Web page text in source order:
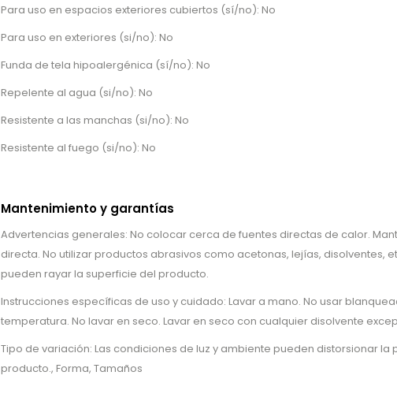
Para uso en espacios exteriores cubiertos (sí/no): No
Para uso en exteriores (si/no): No
Funda de tela hipoalergénica (sí/no): No
Repelente al agua (si/no): No
Resistente a las manchas (si/no): No
Resistente al fuego (si/no): No
Mantenimiento y garantías
Advertencias generales: No colocar cerca de fuentes directas de calor.
directa. No utilizar productos abrasivos como acetonas, lejías, disolventes,
pueden rayar la superficie del producto.
Instrucciones específicas de uso y cuidado: Lavar a mano. No usar
temperatura. No lavar en seco. Lavar en seco con cualquier disolvente
Tipo de variación: Las condiciones de luz y ambiente pueden distorsionar
producto., Forma, Tamaños